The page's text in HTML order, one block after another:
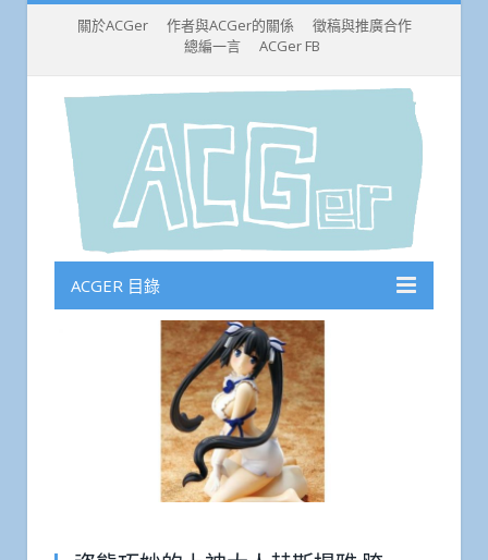
關於ACGer 作者與ACGer的關係
徵稿與推廣合作
總編一言
ACGer FB
ACGER 目錄